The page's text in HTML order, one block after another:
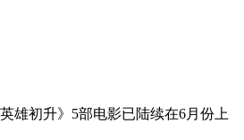
雄初升》5部电影已陆续在6月份上